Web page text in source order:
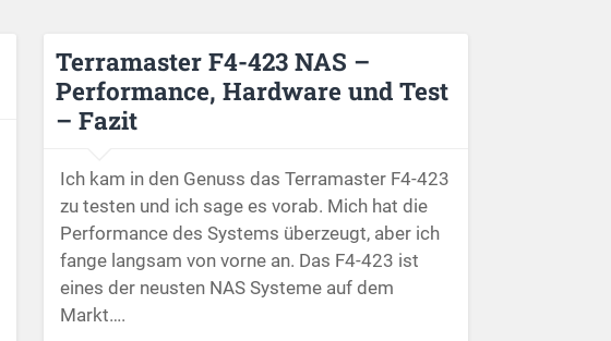
Terramaster F4-423 NAS –
Performance, Hardware und Test
– Fazit
Ich kam in den Genuss das Terramaster F4-423
zu testen und ich sage es vorab. Mich hat die
Performance des Systems überzeugt, aber ich
fange langsam von vorne an. Das F4-423 ist
eines der neusten NAS Systeme auf dem
Markt….